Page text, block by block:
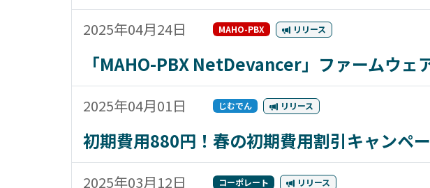
2025年04月24日 MAHO-PBX リリース
「MAHO-PBX NetDevancer」ファームウェ
2025年04月01日 じむでん リリース
初期費用880円！春の初期費用割引キャンペ
2025年03月12日 コーポレート リリース